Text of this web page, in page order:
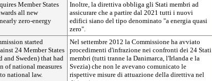
Member States
all new
zero-energy
Inoltre, la direttiva obbliga gli Stati membri ad
assicurare che a partire dal 2021 tutti i nuovi
edifici siano del tipo denominato "a energia quasi
zero".
started
24 Member States
and Sweden) that had
of national measures
national law.
Nel settembre 2012 la Commissione ha avviato
procedimenti d'infrazione nei confronti dei 24 Stati
membri (tutti tranne la Danimarca, l'Irlanda e la
Svezia) che non le avevano comunicato le
rispettive misure di attuazione della direttiva nel